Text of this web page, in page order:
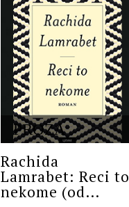
PROZA
Rachida
Lamrabet: Reci to
nekome (od...